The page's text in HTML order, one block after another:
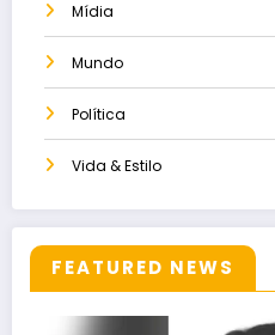
Mídia
Mundo
Política
Vida & Estilo
FEATURED NEWS